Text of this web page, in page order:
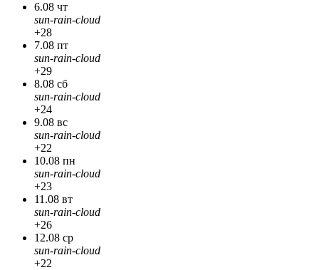
6.08 чт
sun-rain-cloud
+28
7.08 пт
sun-rain-cloud
+29
8.08 сб
sun-rain-cloud
+24
9.08 вс
sun-rain-cloud
+22
10.08 пн
sun-rain-cloud
+23
11.08 вт
sun-rain-cloud
+26
12.08 ср
sun-rain-cloud
+22